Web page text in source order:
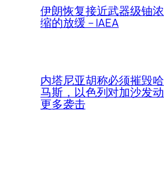
伊朗恢复接近武器级铀浓
缩的放缓 – IAEA
内塔尼亚胡称必须摧毁哈
马斯，以色列对加沙发动
更多袭击